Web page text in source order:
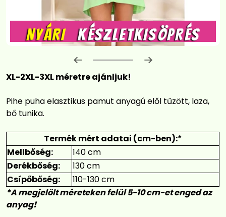
Előrehaladás:
XL-2XL-3XL méretre ajánljuk!
Pihe puha elasztikus pamut anyagú elől tűzött, laza,
bő tunika.
Termék mért adatai (cm-ben):*
Mellbőség:
140 cm
Derékbőség:
130 cm
Csípőbőség:
110-130 cm
*A megjelölt méreteken felül 5-10 cm-et enged az
anyag!